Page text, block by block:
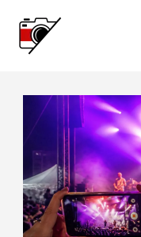
contenu